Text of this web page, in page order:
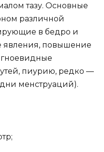
тазу. Основные
различной
в бедро и
явления, повышение
гноевидные
пиурию, редко —
менструаций).